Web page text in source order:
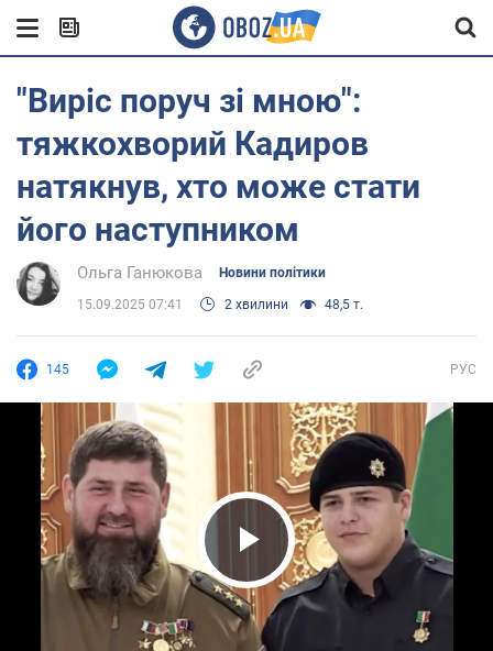
"Виріс поруч зі мною":
тяжкохворий Кадиров
натякнув, хто може стати
його наступником
Ольга Ганюкова Новини політики
15.09.2025 07:41 2 хвилини 48,5 т.
145 РУС
Play Video